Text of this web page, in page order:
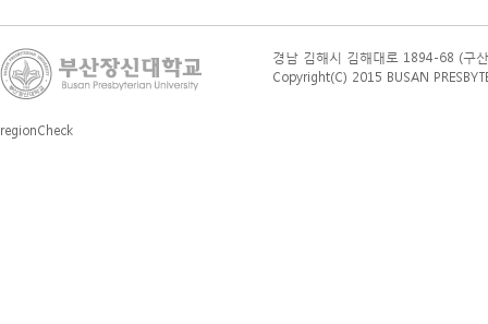
경남 김해시 김해대로 1894-68 (구
Copyright(C) 2015 BUSAN
regionCheck